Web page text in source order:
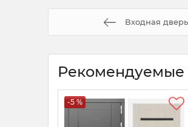
Входная
Рекомендуемые
-5 %